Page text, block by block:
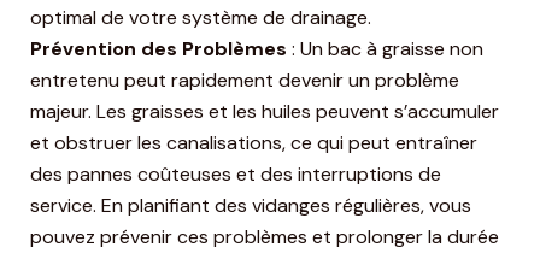
optimal de votre système de drainage.
Prévention des Problèmes : Un bac à graisse non
entretenu peut rapidement devenir un problème
majeur. Les graisses et les huiles peuvent s’accumuler
et obstruer les canalisations, ce qui peut entraîner
des pannes coûteuses et des interruptions de
service. En planifiant des vidanges régulières, vous
pouvez prévenir ces problèmes et prolonger la durée